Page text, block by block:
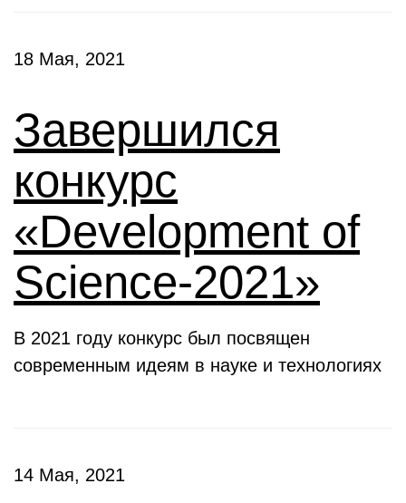
18 Мая, 2021
Завершился
конкурс
«Development of
Science-2021»
В 2021 году конкурс был посвящен
современным идеям в науке и технологиях
14 Мая, 2021